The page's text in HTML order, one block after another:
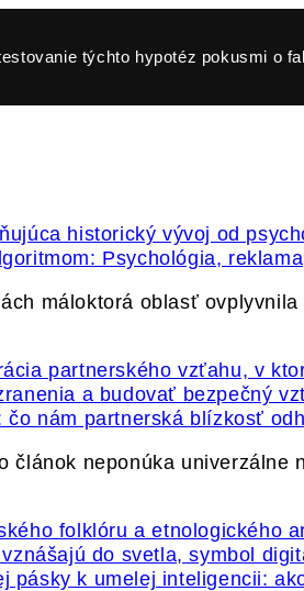
týchto hypotéz pokusmi o
Psychológia,
máloktorá oblasť
čo nám partnerská blízkosť
článok neponúka
pásky k umelej inteligencii: